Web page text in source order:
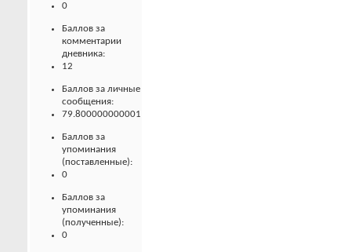
0
Баллов за
комментарии
дневника:
12
Баллов за личные
сообщения:
79.800000000001
Баллов за
упоминания
(поставленные):
0
Баллов за
упоминания
(полученные):
0